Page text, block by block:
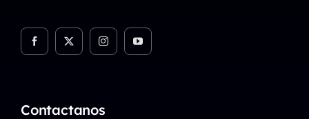
Contactanos